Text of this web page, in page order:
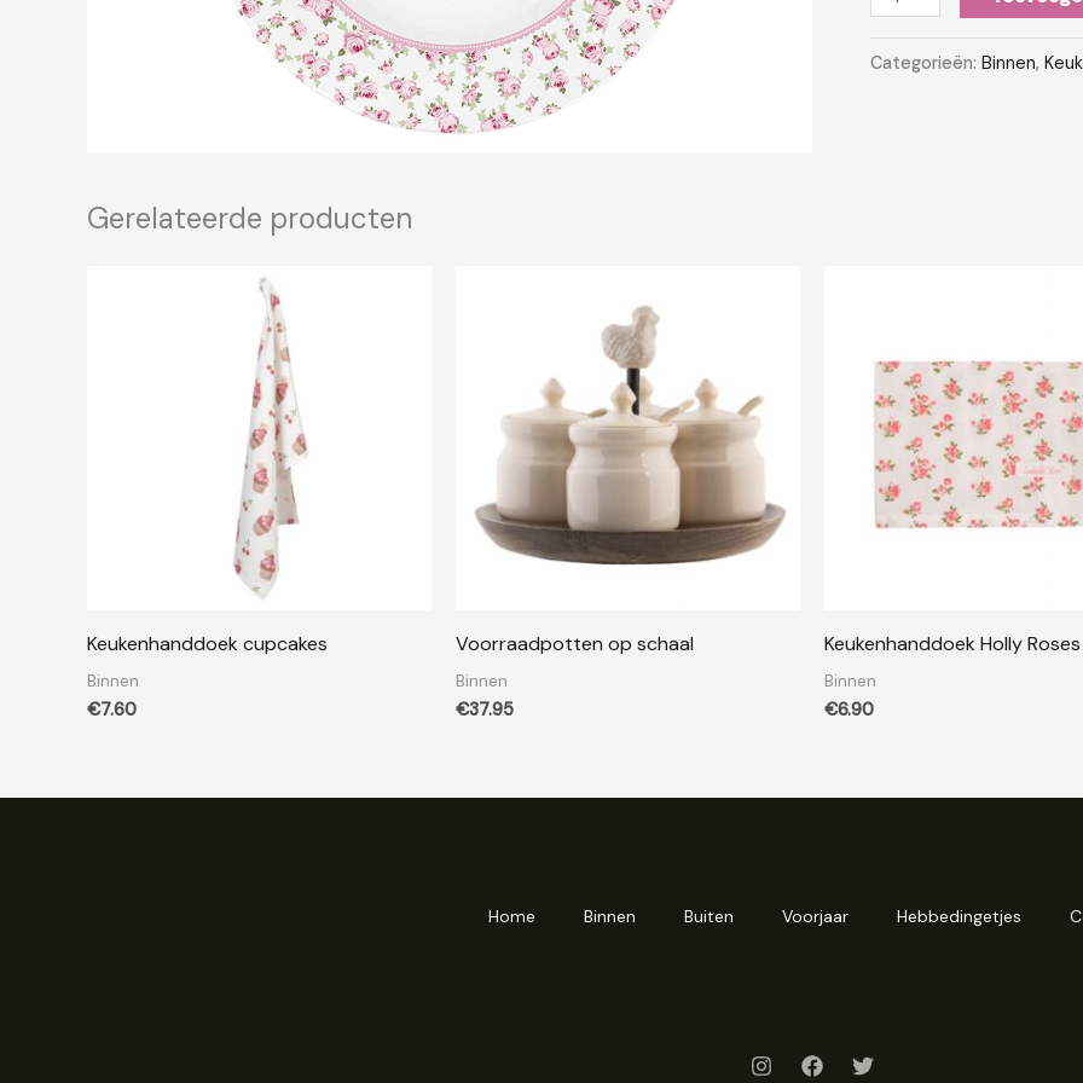
Categorieën: Binnen,
Gerelateerde producten
Keukenhanddoek cupcakes
Binnen
€7.60
Voorraadpotten op schaal
Binnen
€37.95
Keukenhanddoek Holly Roses
Binnen
€6.90
Home Binnen Buiten Voorjaar Hebbedingetjes